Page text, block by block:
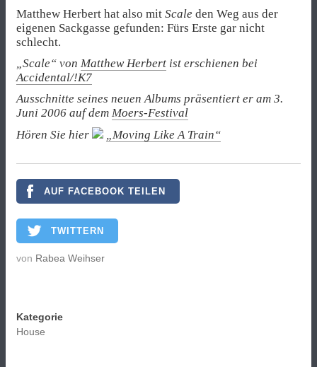
Matthew Herbert hat also mit Scale den Weg aus der
eigenen Sackgasse gefunden: Fürs Erste gar nicht
schlecht.
„Scale“ von Matthew Herbert ist erschienen bei
Accidental/!K7
Ausschnitte seines neuen Albums präsentiert er am 3.
Juni 2006 auf dem Moers-Festival
Hören Sie hier
„Moving Like A Train“
AUF FACEBOOK TEILEN
TWITTERN
von Rabea Weihser
Kategorie
House